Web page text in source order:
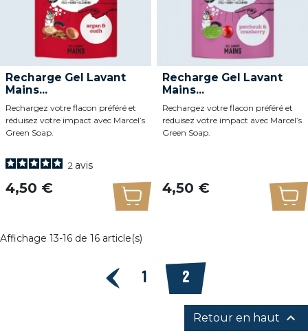
Recharge Gel Lavant
Mains...
Rechargez votre flacon préféré et
réduisez votre impact avec Marcel’s
Green Soap.
2 avis
Prix
4,50 €
Ajouter au panier
Recharge Gel Lavant
Mains...
Rechargez votre flacon préféré et
réduisez votre impact avec Marcel’s
Green Soap.
Prix
4,50 €
Affichage 13-16 de 16 article(s)
Précédent
1 2
Retour en haut 